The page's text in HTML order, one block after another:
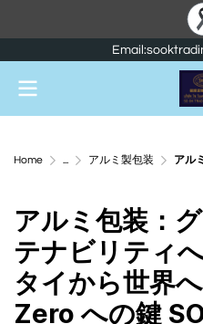
Home ... アルミ製包装 アルミ包装：グロ
アルミ包装：
テナビリティ
タイから世界
Zero への鍵